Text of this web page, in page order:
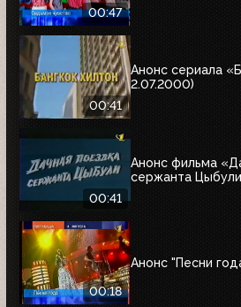
00:47
00:41
Анонс сериала
2.07.2000)
00:41
Анонс фильма
сержанта
00:18
Анонс "Песни